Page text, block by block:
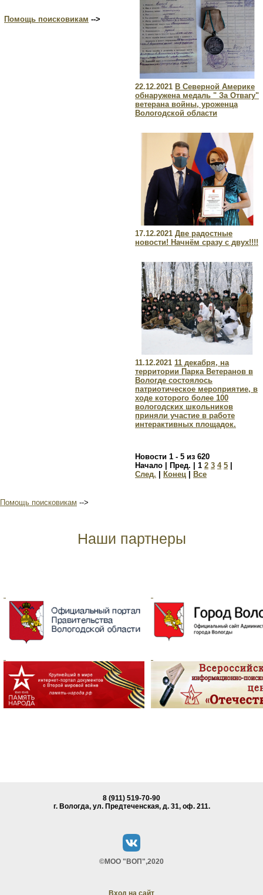
Помощь поисковикам -->
22.12.2021 В Северной Америке
обнаружена медаль " За Отвагу"
ветерана войны, уроженца
Вологодской области
17.12.2021 Две радостные
новости! Начнём сразу с двух!!!!
11.12.2021 11 декабря, на
территории Парка Ветеранов в
Вологде состоялось
патриотическое мероприятие, в
ходе которого более 100
вологодских школьников
приняли участие в работе
интерактивных площадок.
Новости 1 - 5 из 620
Начало | Пред. | 1 2 3 4 5
След.
Конец Все
Помощь поисковикам -->
Наши партнеры
8 (911) 519-70-90
г. Вологда, ул. Предтеченская, д. 31, oф. 211.
©МОО "ВОП",2020